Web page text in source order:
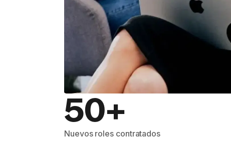
50+
Nuevos roles contratados